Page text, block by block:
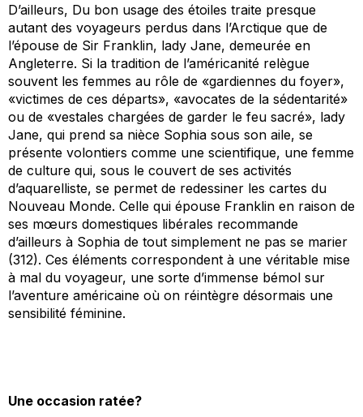
D’ailleurs, Du bon usage des étoiles traite presque
autant des voyageurs perdus dans l’Arctique que de
l’épouse de Sir Franklin, lady Jane, demeurée en
Angleterre. Si la tradition de l’américanité relègue
souvent les femmes au rôle de «gardiennes du foyer»,
«victimes de ces départs», «avocates de la sédentarité»
ou de «vestales chargées de garder le feu sacré», lady
Jane, qui prend sa nièce Sophia sous son aile, se
présente volontiers comme une scientifique, une femme
de culture qui, sous le couvert de ses activités
d’aquarelliste, se permet de redessiner les cartes du
Nouveau Monde. Celle qui épouse Franklin en raison de
ses mœurs domestiques libérales recommande
d’ailleurs à Sophia de tout simplement ne pas se marier
(312). Ces éléments correspondent à une véritable mise
à mal du voyageur, une sorte d’immense bémol sur
l’aventure américaine où on réintègre désormais une
sensibilité féminine.
Une occasion ratée?